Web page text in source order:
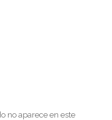
no aparece en este